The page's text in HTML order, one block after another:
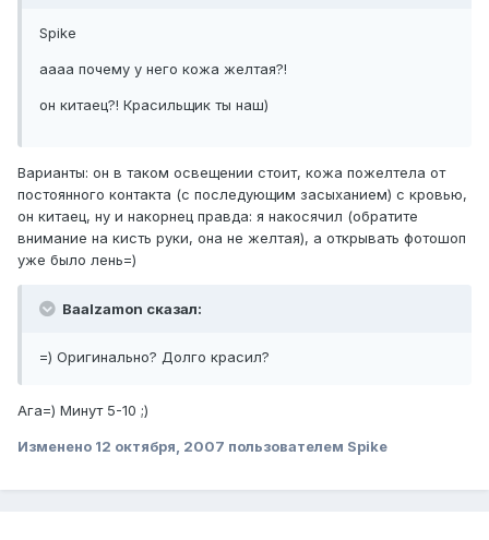
Spike
аааа почему у него кожа желтая?!
он китаец?! Красильщик ты наш)
Варианты: он в таком освещении стоит, кожа пожелтела от
постоянного контакта (с последующим засыханием) с кровью,
он китаец, ну и накорнец правда: я накосячил (обратите
внимание на кисть руки, она не желтая), а открывать фотошоп
уже было лень=)
Baalzamon сказал:
=) Оригинально? Долго красил?
Ага=) Минут 5-10 ;)
Изменено 12 октября, 2007 пользователем Spike